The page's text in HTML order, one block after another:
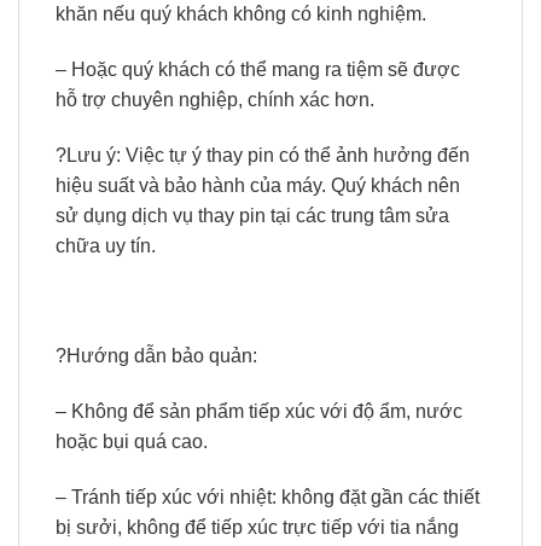
khăn nếu quý khách không có kinh nghiệm.
– Hoặc quý khách có thể mang ra tiệm sẽ được
hỗ trợ chuyên nghiệp, chính xác hơn.
?Lưu ý: Việc tự ý thay pin có thể ảnh hưởng đến
hiệu suất và bảo hành của máy. Quý khách nên
sử dụng dịch vụ thay pin tại các trung tâm sửa
chữa uy tín.
?Hướng dẫn bảo quản:
– Không để sản phẩm tiếp xúc với độ ẩm, nước
hoặc bụi quá cao.
– Tránh tiếp xúc với nhiệt: không đặt gần các thiết
bị sưởi, không để tiếp xúc trực tiếp với tia nắng